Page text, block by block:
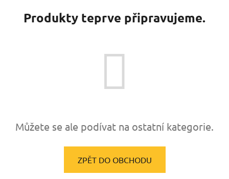
Produkty teprve připravujeme.
Můžete se ale podívat na ostatní kategorie.
ZPĚT DO OBCHODU